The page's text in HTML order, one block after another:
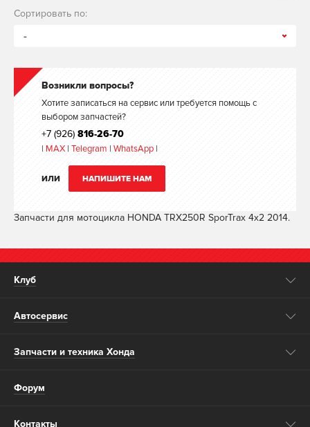
Сортировать по:
-
Возникли вопросы?
Хотите записаться на сервис или требуется помощь с
выбором запчастей?
+7 (926) 816-26-70
| MAX | Telegram | WhatsApp |
ИЛИ НАПИШИТЕ НАМ
Запчасти для мотоцикла HONDA TRX250R SporTrax 4x2 2014.
Клуб
Автосервис
Запчасти и техника Хонда
Форум
Контакты